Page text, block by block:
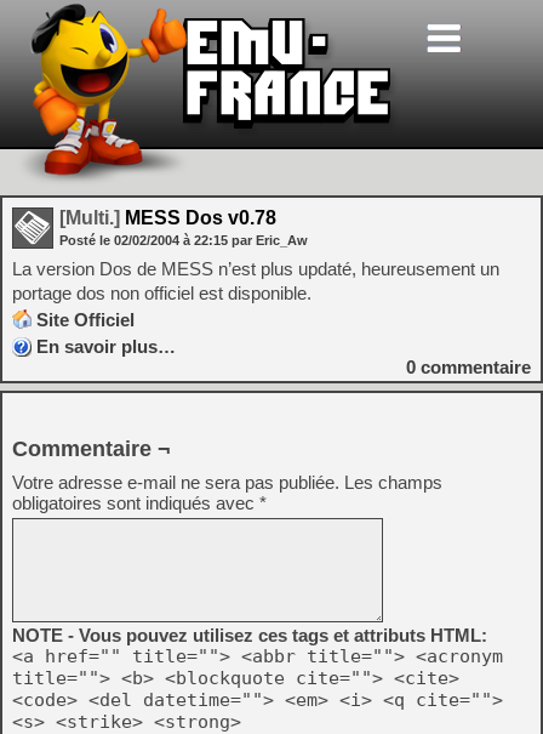
[Multi.] MESS Dos v0.78
Posté le 02/02/2004 à 22:15 par Eric_Aw
La version Dos de MESS n’est plus updaté, heureusement un
portage dos non officiel est disponible.
Site Officiel
En savoir plus…
0 commentaire
Commentaire ¬
Votre adresse e-mail ne sera pas publiée. Les champs
obligatoires sont indiqués avec *
NOTE - Vous pouvez utilisez ces tags et attributs HTML:
<a href="" title=""> <abbr title=""> <acronym
title=""> <b> <blockquote cite=""> <cite>
<code> <del datetime=""> <em> <i> <q cite="">
<s> <strike> <strong>